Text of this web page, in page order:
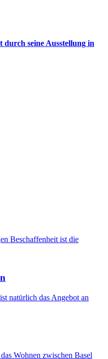
seine Ausstellung in
Beschaffenheit ist die
natürlich das Angebot an
Wohnen zwischen Basel